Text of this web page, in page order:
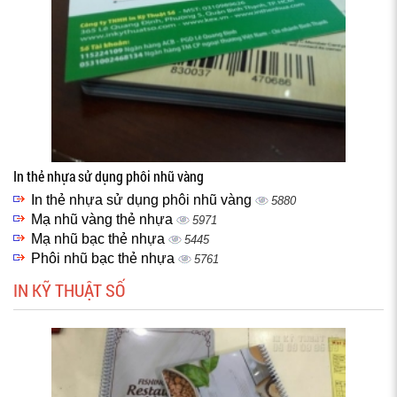
In thẻ nhựa sử dụng phôi nhũ vàng
In thẻ nhựa sử dụng phôi nhũ vàng 5880
Mạ nhũ vàng thẻ nhựa 5971
Mạ nhũ bạc thẻ nhựa 5445
Phôi nhũ bạc thẻ nhựa 5761
IN KỸ THUẬT SỐ